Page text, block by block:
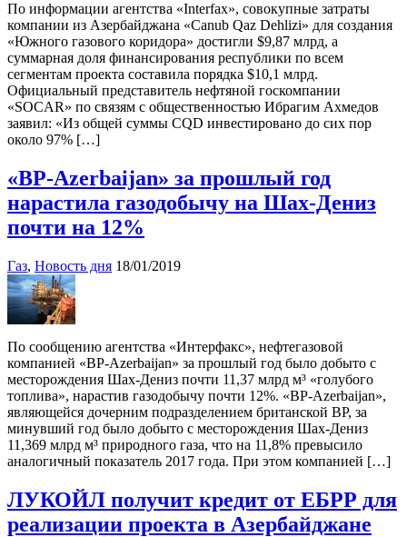
По информации агентства «Interfax», совокупные затраты
компании из Азербайджана «Canub Qaz Dehlizi» для создания
«Южного газового коридора» достигли $9,87 млрд, а
суммарная доля финансирования республики по всем
сегментам проекта составила порядка $10,1 млрд.
Официальный представитель нефтяной госкомпании
«SOCAR» по связям с общественностью Ибрагим Ахмедов
заявил: «Из общей суммы CQD инвестировано до сих пор
около 97% […]
«BP-Azerbaijan» за прошлый год
нарастила газодобычу на Шах-Дениз
почти на 12%
Газ, Новость дня 18/01/2019
По сообщению агентства «Интерфакс», нефтегазовой
компанией «BP-Azerbaijan» за прошлый год было добыто с
месторождения Шах-Дениз почти 11,37 млрд м³ «голубого
топлива», нарастив газодобычу почти 12%. «BP-Azerbaijan»,
являющейся дочерним подразделением британской BP, за
минувший год было добыто с месторождения Шах-Дениз
11,369 млрд м³ природного газа, что на 11,8% превысило
аналогичный показатель 2017 года. При этом компанией […]
ЛУКОЙЛ получит кредит от ЕБРР для
реализации проекта в Азербайджане